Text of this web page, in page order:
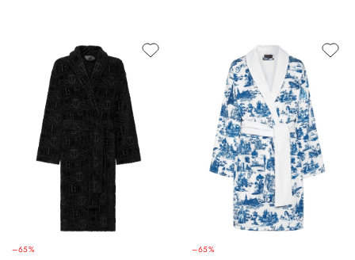
–65% –65%